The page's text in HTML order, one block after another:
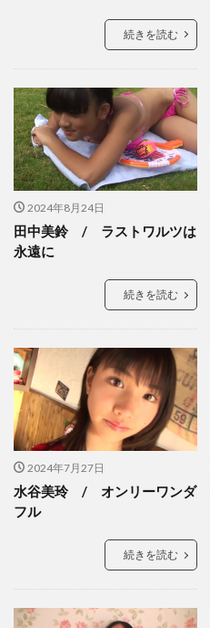
続きを読む
2024年8月24日
田中美鈴 / ラストワルツは
永遠に
続きを読む
2024年7月27日
水谷美玲 / オンリーワンダ
フル
続きを読む